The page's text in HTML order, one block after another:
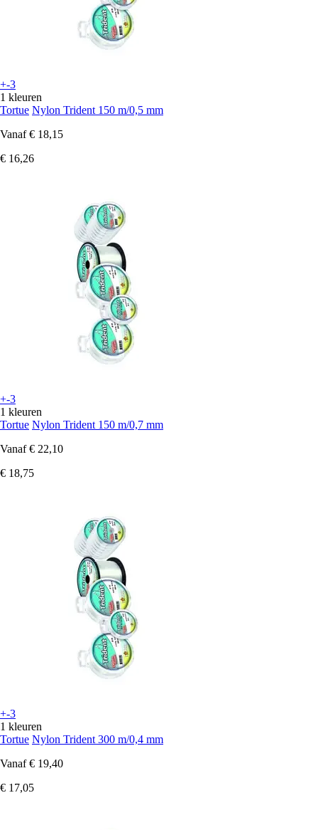
+-3
1 kleuren
Tortue Nylon Trident 150 m/0,5 mm
Vanaf € 18,15
€ 16,26
+-3
1 kleuren
Tortue Nylon Trident 150 m/0,7 mm
Vanaf € 22,10
€ 18,75
+-3
1 kleuren
Tortue Nylon Trident 300 m/0,4 mm
Vanaf € 19,40
€ 17,05